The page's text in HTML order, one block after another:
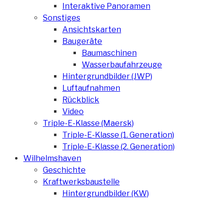
Interaktive Panoramen
Sonstiges
Ansichtskarten
Baugeräte
Baumaschinen
Wasserbaufahrzeuge
Hintergrundbilder (JWP)
Luftaufnahmen
Rückblick
Video
Triple-E-Klasse (Maersk)
Triple-E-Klasse (1. Generation)
Triple-E-Klasse (2. Generation)
Wilhelmshaven
Geschichte
Kraftwerksbaustelle
Hintergrundbilder (KW)